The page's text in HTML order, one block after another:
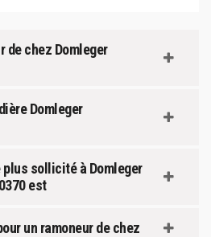
de chez Domleger
Domleger
plus sollicité à Domleger
est
un ramoneur de chez